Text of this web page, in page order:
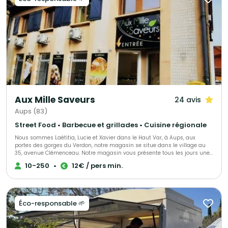
Aux Mille Saveurs 24 avis
Aups (83)
Street Food • Barbecue et grillades • Cuisine régionale
Nous sommes Laétitia, Lucie et Xavier dans le Haut Var, à Aups, aux
portes des gorges du Verdon, notre magasin se situe dans le village au
35, avenue Clémenceau. Notre magasin vous présente tous les jours une
gamme de plats à emporter de l'entrée au dessert, nous vous proposons
également nos services pour toutes vos réceptions, mariages, cocktails,
10-250 • 12€ / pers min.
Éco-responsable 🌱